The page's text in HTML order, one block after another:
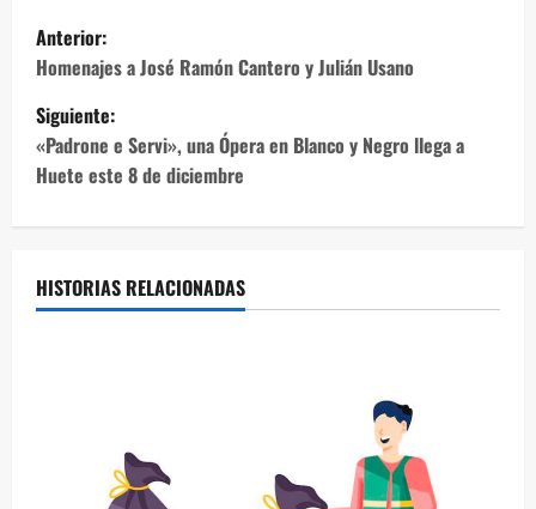
N
a
v
e
g
a
c
Anterior:
Homenajes a José Ramón Cantero y Julián Usano
Siguiente:
«Padrone e Servi», una Ópera en Blanco y Negro llega a
Huete este 8 de diciembre
HISTORIAS RELACIONADAS